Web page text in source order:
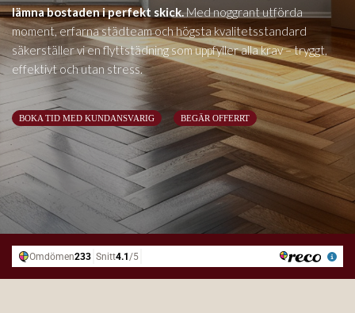
lämna bostaden i perfekt skick.Med noggrant utförda
moment, erfarna städteam och högsta kvalitetsstandard
säkerställer vi en flyttstädning som uppfyller alla krav – tryggt,
effektivt och utan stress.
BOKA TID MED KUNDANSVARIG BEGÄR OFFERRT